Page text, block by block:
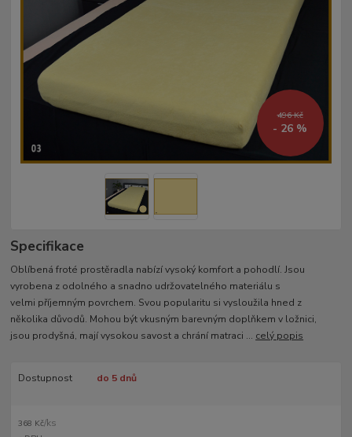
496 Kč
- 26 %
Specifikace
Oblíbená froté prostěradla nabízí vysoký komfort a pohodlí. Jsou
vyrobena z odolného a snadno udržovatelného materiálu s
velmi příjemným povrchem. Svou popularitu si vysloužila hned z
několika důvodů. Mohou být vkusným barevným doplňkem v ložnici,
jsou prodyšná, mají vysokou savost a chrání matraci ... celý popis
Dostupnost do 5 dnů
368 Kč/ks